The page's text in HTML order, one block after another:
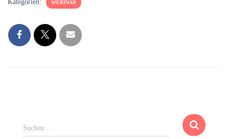
Kategorien: WEBINAR
S
u
Suchen …